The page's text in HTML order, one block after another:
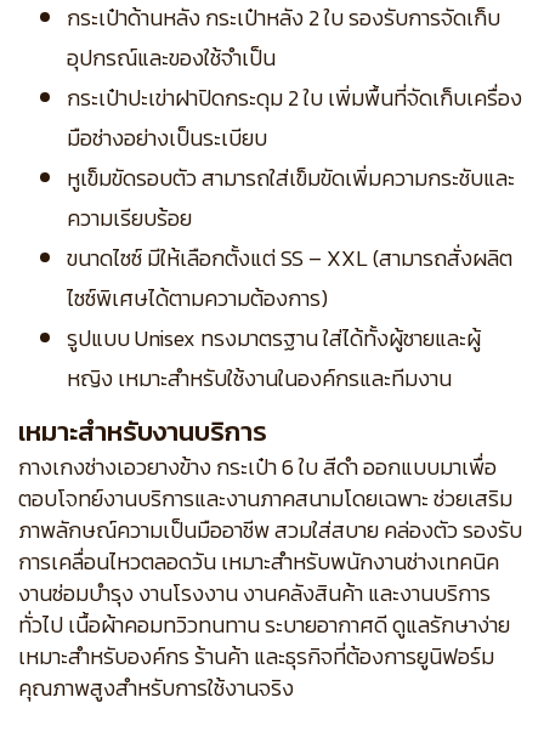
กระเป๋าด้านหลัง กระเป๋าหลัง 2 ใบ รองรับการจัดเก็บ
อุปกรณ์และของใช้จำเป็น
กระเป๋าปะเข่าฝาปิดกระดุม 2 ใบ เพิ่มพื้นที่จัดเก็บเครื่อง
มือช่างอย่างเป็นระเบียบ
หูเข็มขัดรอบตัว สามารถใส่เข็มขัดเพิ่มความกระชับและ
ความเรียบร้อย
ขนาดไซซ์ มีให้เลือกตั้งแต่ SS – XXL (สามารถสั่งผลิต
ไซซ์พิเศษได้ตามความต้องการ)
รูปแบบ Unisex ทรงมาตรฐาน ใส่ได้ทั้งผู้ชายและผู้
หญิง เหมาะสำหรับใช้งานในองค์กรและทีมงาน
เหมาะสำหรับงานบริการ
กางเกงช่างเอวยางข้าง กระเป๋า 6 ใบ สีดำ ออกแบบมาเพื่อ
ตอบโจทย์งานบริการและงานภาคสนามโดยเฉพาะ ช่วยเสริม
ภาพลักษณ์ความเป็นมืออาชีพ สวมใส่สบาย คล่องตัว รองรับ
การเคลื่อนไหวตลอดวัน เหมาะสำหรับพนักงานช่างเทคนิค
งานซ่อมบำรุง งานโรงงาน งานคลังสินค้า และงานบริการ
ทั่วไป เนื้อผ้าคอมทวิวทนทาน ระบายอากาศดี ดูแลรักษาง่าย
เหมาะสำหรับองค์กร ร้านค้า และธุรกิจที่ต้องการยูนิฟอร์ม
คุณภาพสูงสำหรับการใช้งานจริง